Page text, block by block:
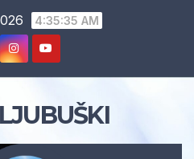
4:35:36 AM